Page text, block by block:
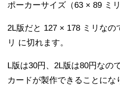
ポーカーサイズ（63 × 89 ミ
2L版だと 127 × 178 ミリなの
リ に切れます。
L版は30円、2L版は80円なの
カードが製作できることにな